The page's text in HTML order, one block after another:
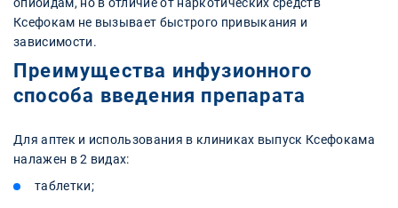
опиоидам, но в отличие от наркотических средств
Ксефокам не вызывает быстрого привыкания и
зависимости.
Преимущества инфузионного
способа введения препарата
Для аптек и использования в клиниках выпуск Ксефокама
налажен в 2 видах:
таблетки;